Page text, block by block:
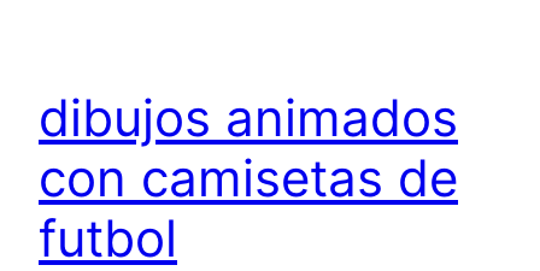
dibujos animados
con camisetas de
futbol